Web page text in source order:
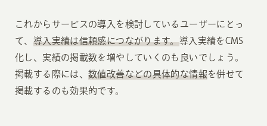
これからサービスの導入を検討しているユーザーにとっ
て、 導入実績は信頼感につながります。導入実績をCMS
化し、実績の掲載数を増やしていくのも良いでしょう。
掲載する際には、 数値改善などの具体的な情報を併せて
掲載するのも効果的です。